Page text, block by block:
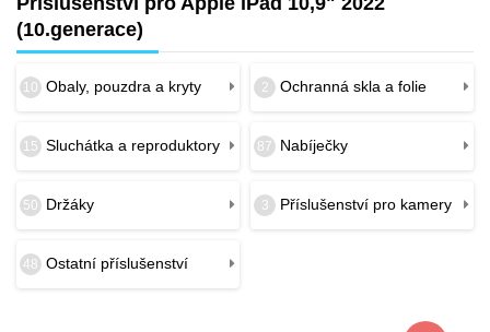
(10.generace)
10 Obaly, pouzdra a kryty 2 Ochranná skla a folie
15 Sluchátka a reproduktory 87 Nabíječky
50 Držáky 3 Příslušenství pro kamery
48 Ostatní příslušenství